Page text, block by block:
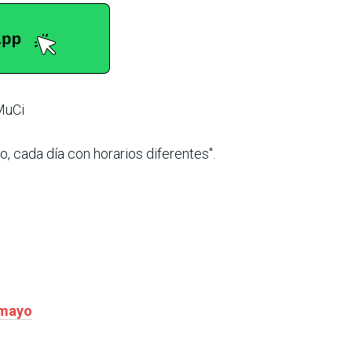
cada día con horarios diferentes".